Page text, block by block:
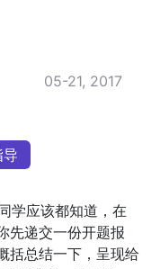
05-21, 2017
学应该都知道，在
先递交一份开题报
括总结一下，呈现给